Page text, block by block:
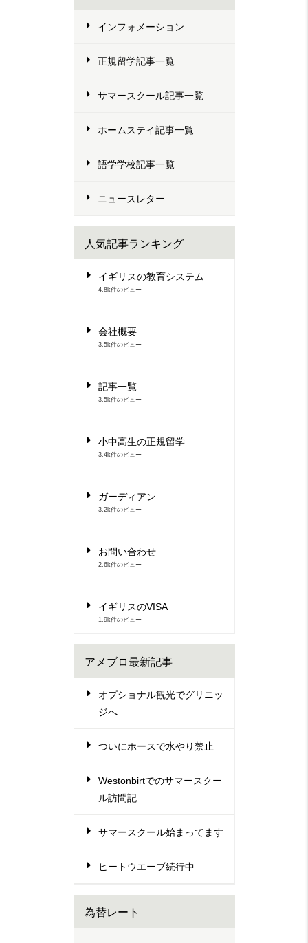
インフォメーション
正規留学記事一覧
サマースクール記事一覧
ホームステイ記事一覧
語学学校記事一覧
ニュースレター
人気記事ランキング
イギリスの教育システム
4.8k件のビュー
会社概要
3.5k件のビュー
記事一覧
3.5k件のビュー
小中高生の正規留学
3.4k件のビュー
ガーディアン
3.2k件のビュー
お問い合わせ
2.6k件のビュー
イギリスのVISA
1.9k件のビュー
アメブロ最新記事
オプショナル観光でグリニッ
ジへ
ついにホースで水やり禁止
Westonbirtでのサマースクー
ル訪問記
サマースクール始まってます
ヒートウエーブ続行中
為替レート